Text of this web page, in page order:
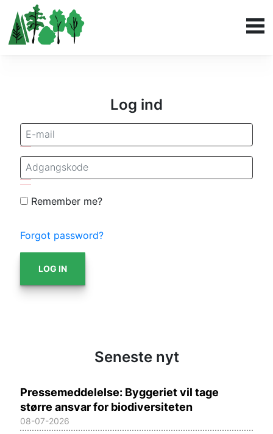
Log ind
Remember me?
Forgot password?
LOG IN
Seneste nyt
Pressemeddelelse: Byggeriet vil tage
større ansvar for biodiversiteten
08-07-2026